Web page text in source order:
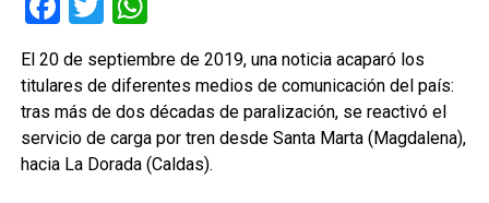
El 20 de septiembre de 2019, una noticia acaparó los
titulares de diferentes medios de comunicación del país:
tras más de dos décadas de paralización, se reactivó el
servicio de carga por tren desde Santa Marta (Magdalena),
hacia La Dorada (Caldas).